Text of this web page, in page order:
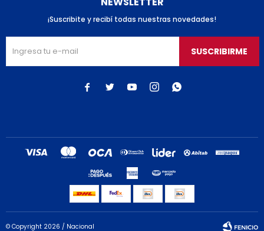
¡Suscribite y recibí todas nuestras novedades!
SUSCRIBIRME
    
© Copyright 2026 / Nacional